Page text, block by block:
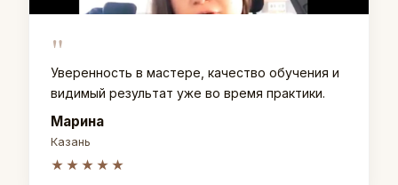
"
Уверенность в мастере, качество обучения и
видимый результат уже во время практики.
Марина
Казань
★★★★★